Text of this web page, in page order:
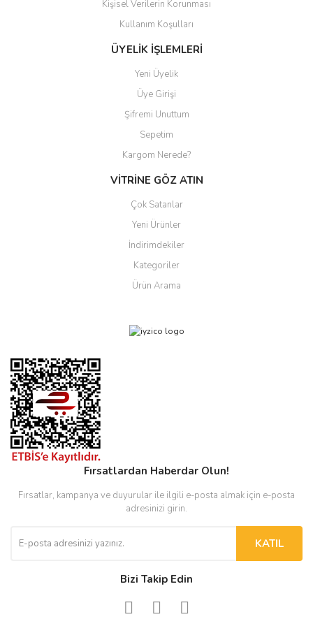
Gönder
Kişisel Verilerin Korunması
Kullanım Koşulları
ÜYELİK İŞLEMLERİ
Yeni Üyelik
Üye Girişi
Şifremi Unuttum
Sepetim
Kargom Nerede?
VİTRİNE GÖZ ATIN
Çok Satanlar
Yeni Ürünler
İndirimdekiler
Kategoriler
Ürün Arama
Fırsatlardan Haberdar Olun!
Fırsatlar, kampanya ve duyurular ile ilgili e-posta almak için e-posta
adresinizi girin.
KATIL
Bizi Takip Edin